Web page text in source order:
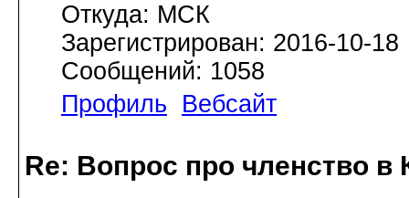
Откуда: МСК
Зарегистрирован: 2016-10-18
Сообщений: 1058
Профиль
Вебсайт
Re: Вопрос про членство в